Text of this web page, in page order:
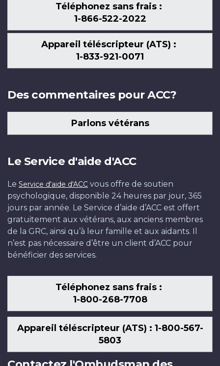
Téléphonez sans frais :
1-866-522-2022
Appareil téléscripteur (ATS) :
1-833-921-0071
Des commentaires pour ACC?
Parlons vétérans
Le Service d'aide d'ACC
Le Service d'aide d'ACC vous offre de soutien
psychologique, disponible 24 heures par jour, 365
jours par année. Le Service d’aide d’ACC est offert
gratuitement aux vétérans, aux anciens membres
de la GRC, ainsi qu’à leur famille et aux aidants. Il
n’est pas nécessaire d’être un client d’ACC pour
bénéficier des services.
Téléphonez sans frais :
1-800-268-7708
Appareil téléscripteur (ATS) : 1-800-567-
5803